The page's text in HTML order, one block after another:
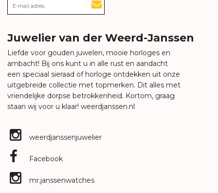
Juwelier van der Weerd-Janssen
Liefde voor gouden juwelen, mooie horloges en
ambacht! Bij ons kunt u in alle rust en aandacht
een speciaal sieraad of horloge ontdekken uit onze
uitgebreide collectie met topmerken. Dit alles met
vriendelijke dorpse betrokkenheid. Kortom, graag
staan wij voor u klaar! weerdjanssen.nl
weerdjanssenjuwelier
Facebook
mr.janssenwatches